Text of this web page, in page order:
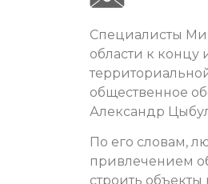
Специалисты
области к
общественное
Александр
По его словам,
привлечением
строить